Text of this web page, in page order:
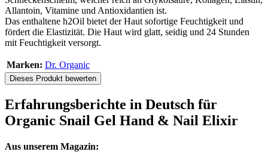
Allantoin, Vitamine und Antioxidantien ist.
Das enthaltene h2Oil bietet der Haut sofortige Feuchtigkeit und
fördert die Elastizität. Die Haut wird glatt, seidig und 24 Stunden
mit Feuchtigkeit versorgt.
Marken: Dr. Organic
Dieses Produkt bewerten
Erfahrungsberichte in Deutsch für
Organic Snail Gel Hand & Nail Elixir
Aus unserem Magazin: